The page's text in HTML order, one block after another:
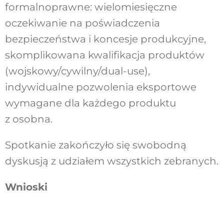
formalnoprawne: wielomiesięczne
oczekiwanie na poświadczenia
bezpieczeństwa i koncesje produkcyjne,
skomplikowana kwalifikacja produktów
(wojskowy/cywilny/dual-use),
indywidualne pozwolenia eksportowe
wymagane dla każdego produktu
z osobna.
Spotkanie zakończyło się swobodną
dyskusją z udziałem wszystkich zebranych.
Wnioski